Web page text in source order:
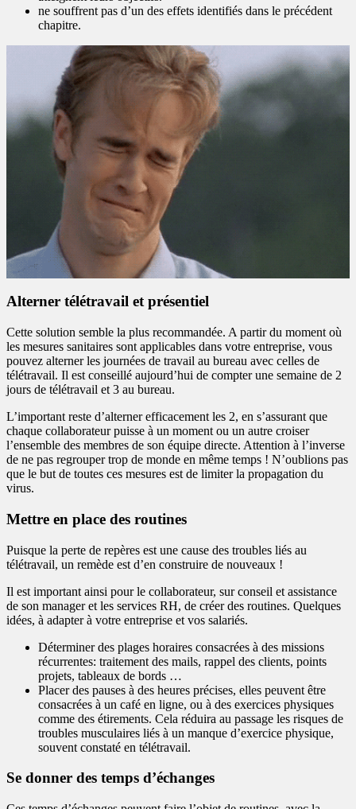
ne souffrent pas d’un des effets identifiés dans le précédent
chapitre.
Alterner télétravail et présentiel
Cette solution semble la plus recommandée. A partir du moment où
les mesures sanitaires sont applicables dans votre entreprise, vous
pouvez alterner les journées de travail au bureau avec celles de
télétravail. Il est conseillé aujourd’hui de compter une semaine de 2
jours de télétravail et 3 au bureau.
L’important reste d’alterner efficacement les 2, en s’assurant que
chaque collaborateur puisse à un moment ou un autre croiser
l’ensemble des membres de son équipe directe. Attention à l’inverse
de ne pas regrouper trop de monde en même temps ! N’oublions pas
que le but de toutes ces mesures est de limiter la propagation du
virus.
Mettre en place des routines
Puisque la perte de repères est une cause des troubles liés au
télétravail, un remède est d’en construire de nouveaux !
Il est important ainsi pour le collaborateur, sur conseil et assistance
de son manager et les services RH, de créer des routines. Quelques
idées, à adapter à votre entreprise et vos salariés.
Déterminer des plages horaires consacrées à des missions
récurrentes: traitement des mails, rappel des clients, points
projets, tableaux de bords …
Placer des pauses à des heures précises, elles peuvent être
consacrées à un café en ligne, ou à des exercices physiques
comme des étirements. Cela réduira au passage les risques de
troubles musculaires liés à un manque d’exercice physique,
souvent constaté en télétravail.
Se donner des temps d’échanges